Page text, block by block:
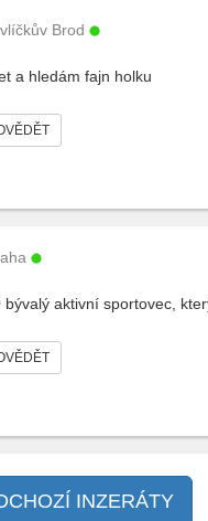
Brod
a hledám fajn holku
bývalý aktivní sportovec,
INZERÁTY